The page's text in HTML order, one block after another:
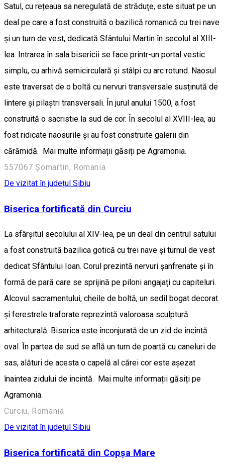
Satul, cu rețeaua sa neregulată de străduțe, este situat pe un
deal pe care a fost construită o bazilică romanică cu trei nave
și un turn de vest, dedicată Sfântului Martin în secolul al XIII-
lea. Intrarea în sala bisericii se face printr-un portal vestic
simplu, cu arhivă semicirculară și stâlpi cu arc rotund. Naosul
este traversat de o boltă cu nervuri transversale susținută de
lintere și pilaștri transversali. În jurul anului 1500, a fost
construită o sacristie la sud de cor. În secolul al XVIII-lea, au
fost ridicate naosurile și au fost construite galerii din
cărămidă. Mai multe informații găsiți pe Agramonia.
557067 Șomartin, Romania
De vizitat în județul Sibiu
Biserica fortificată din Curciu
La sfârșitul secolului al XIV-lea, pe un deal din centrul satului
a fost construită bazilica gotică cu trei nave și turnul de vest
dedicat Sfântului Ioan. Corul prezintă nervuri șanfrenate și în
formă de pară care se sprijină pe piloni angajați cu capiteluri.
Alcovul sacramentului, cheile de boltă, un sedil bogat decorat
și ferestrele traforate reprezintă valoroasa sculptură
arhitecturală. Biserica este înconjurată de un zid de incintă
oval. În partea de sud se află un turn de poartă cu caneluri de
sas, alături de acesta o capelă al cărei cor este așezat
înaintea zidului de incintă. Mai multe informații găsiți pe
Agramonia.
Curciu, Romania
De vizitat în județul Sibiu
Biserica fortificată din Copșa Mare